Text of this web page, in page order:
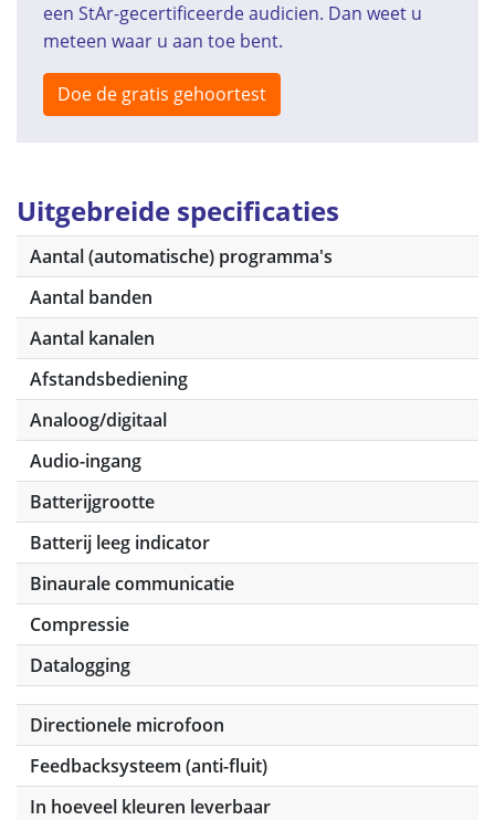
een StAr-gecertificeerde audicien. Dan weet u
meteen waar u aan toe bent.
Doe de gratis gehoortest
Uitgebreide specificaties
Aantal (automatische) programma's
Aantal banden
Aantal kanalen
Afstandsbediening
Analoog/digitaal
Audio-ingang
Batterijgrootte
Batterij leeg indicator
Binaurale communicatie
Compressie
Datalogging
Directionele microfoon
Feedbacksysteem (anti-fluit)
In hoeveel kleuren leverbaar